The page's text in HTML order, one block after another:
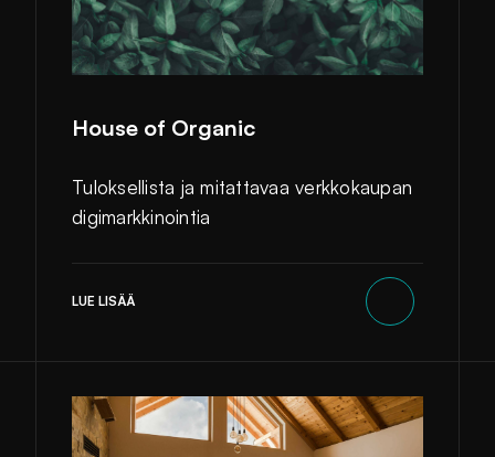
House of Organic
Tuloksellista ja mitattavaa verkkokaupan
digimarkkinointia
LUE LISÄÄ